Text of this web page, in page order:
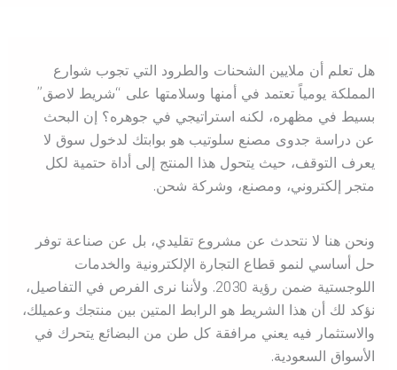
هل تعلم أن ملايين الشحنات والطرود التي تجوب شوارع
المملكة يومياً تعتمد في أمنها وسلامتها على “شريط لاصق”
بسيط في مظهره، لكنه استراتيجي في جوهره؟ إن البحث
عن دراسة جدوى مصنع سلوتيب هو بوابتك لدخول سوق لا
يعرف التوقف، حيث يتحول هذا المنتج إلى أداة حتمية لكل
متجر إلكتروني، ومصنع، وشركة شحن.
ونحن هنا لا نتحدث عن مشروع تقليدي، بل عن صناعة توفر
حل أساسي لنمو قطاع التجارة الإلكترونية والخدمات
اللوجستية ضمن رؤية 2030. ولأننا نرى الفرص في التفاصيل،
نؤكد لك أن هذا الشريط هو الرابط المتين بين منتجك وعميلك،
والاستثمار فيه يعني مرافقة كل طن من البضائع يتحرك في
الأسواق السعودية.